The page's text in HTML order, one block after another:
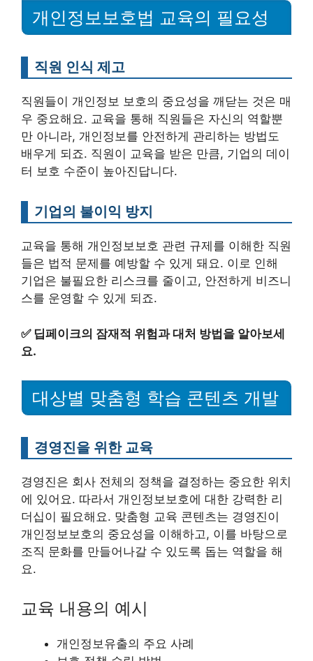
개인정보보호법 교육의 필요성
직원 인식 제고
직원들이 개인정보 보호의 중요성을 깨닫는 것은 매
우 중요해요. 교육을 통해 직원들은 자신의 역할뿐
만 아니라, 개인정보를 안전하게 관리하는 방법도
배우게 되죠. 직원이 교육을 받은 만큼, 기업의 데이
터 보호 수준이 높아진답니다.
기업의 불이익 방지
교육을 통해 개인정보보호 관련 규제를 이해한 직원
들은 법적 문제를 예방할 수 있게 돼요. 이로 인해
기업은 불필요한 리스크를 줄이고, 안전하게 비즈니
스를 운영할 수 있게 되죠.
✅ 딥페이크의 잠재적 위험과 대처 방법을 알아보세
요.
대상별 맞춤형 학습 콘텐츠 개발
경영진을 위한 교육
경영진은 회사 전체의 정책을 결정하는 중요한 위치
에 있어요. 따라서 개인정보보호에 대한 강력한 리
더십이 필요해요. 맞춤형 교육 콘텐츠는 경영진이
개인정보보호의 중요성을 이해하고, 이를 바탕으로
조직 문화를 만들어나갈 수 있도록 돕는 역할을 해
요.
교육 내용의 예시
개인정보유출의 주요 사례